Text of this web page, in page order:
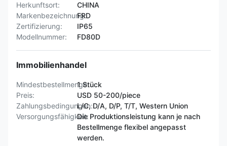
Herkunftsort:
CHINA
Markenbezeichnung:
FRD
Zertifizierung:
IP65
Modellnummer:
FD80D
Immobilienhandel
Mindestbestellmenge:1 Stück
Preis:
USD 50-200/piece
Zahlungsbedingungen:L/C, D/A, D/P, T/T, Western Union
Versorgungsfähigkeit:Die Produktionsleistung kann je nach
Bestellmenge flexibel angepasst
werden.